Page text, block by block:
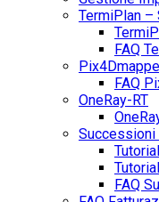
TermiPlan –
FAQ
FAQ
OneRay-RT
Successioni
FAQ